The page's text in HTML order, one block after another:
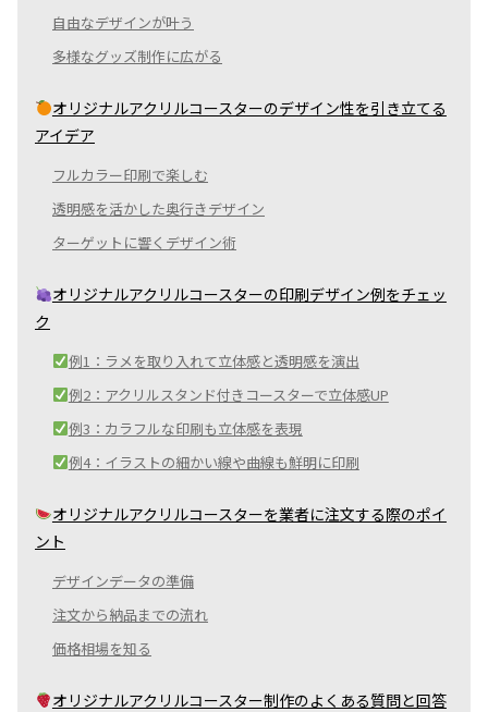
自由なデザインが叶う
多様なグッズ制作に広がる
オリジナルアクリルコースターのデザイン性を引き立てる
アイデア
フルカラー印刷で楽しむ
透明感を活かした奥行きデザイン
ターゲットに響くデザイン術
オリジナルアクリルコースターの印刷デザイン例をチェッ
ク
例1：ラメを取り入れて立体感と透明感を演出
例2：アクリルスタンド付きコースターで立体感UP
例3：カラフルな印刷も立体感を表現
例4：イラストの細かい線や曲線も鮮明に印刷
オリジナルアクリルコースターを業者に注文する際のポイ
ント
デザインデータの準備
注文から納品までの流れ
価格相場を知る
オリジナルアクリルコースター制作のよくある質問と回答